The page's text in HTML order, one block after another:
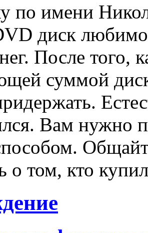
по имени
диск
После того,
суммой
Вам нужно
о том, кто